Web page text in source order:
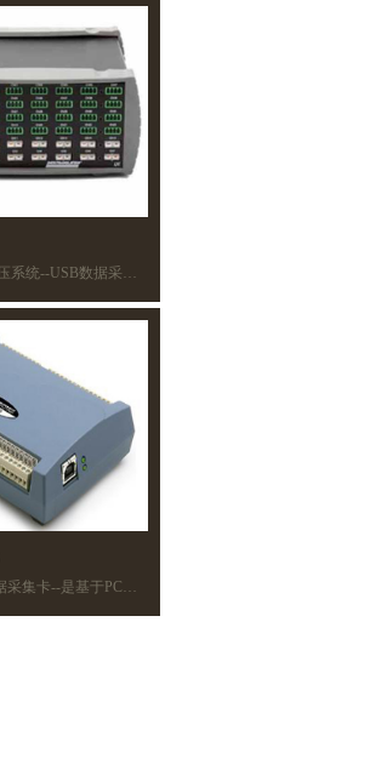
高精度温度/电压系统--USB数据采集（DAQ）系统提供同步采集模拟输入，
高速低成本数据采集卡--是基于PC的模拟和数字信号的USB数据采集卡，